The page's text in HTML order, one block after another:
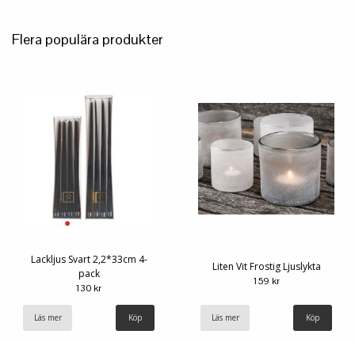
Flera populära produkter
Lackljus Svart 2,2*33cm 4-
pack
130 kr
Läs mer
Liten Vit Frostig Ljuslykta
159 kr
Läs mer